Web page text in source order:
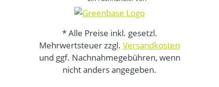
* Alle Preise inkl. gesetzl.
Mehrwertsteuer zzgl. Versandkosten
und ggf. Nachnahmegebühren, wenn
nicht anders angegeben.